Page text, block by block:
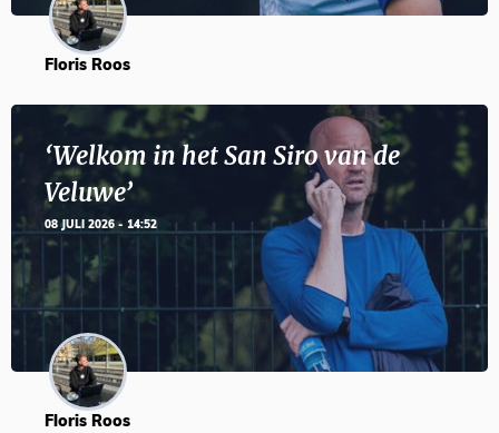
Floris Roos
‘Welkom in het San Siro van de
Veluwe’
08 JULI 2026 - 14:52
Floris Roos